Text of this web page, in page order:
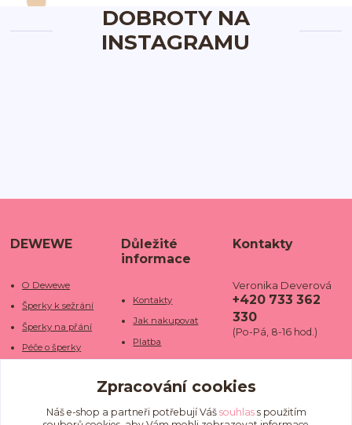
DOBROTY NA
INSTAGRAMU
DEWEWE
O Dewewe
Šperky k sežrání
Šperky na přání
Péče o šperky
Kamenné obchody
Fotogalerie
Důležité
informace
Kontakty
Jak nakupovat
Platba
Doba dodání
Doprava
Kontakty
Veronika Deverová
+420 733 362
330
(Po-Pá, 8-16 hod.)
we.cz
Zpracování cookies
Náš e-shop a partneři potřebují Váš souhlass použitím